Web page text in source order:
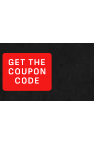
GET THE
COUPON
CODE